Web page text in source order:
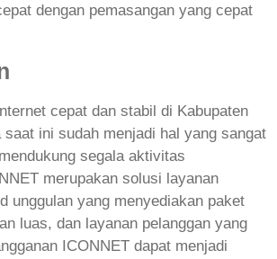
dengan pemasangan yang cepat
cepat dan stabil di Kabupaten
saat ini sudah menjadi hal yang sangat
segala aktivitas
merupakan solusi layanan
unggulan yang menyediakan paket
luas, dan layanan pelanggan yang
ICONNET dapat menjadi